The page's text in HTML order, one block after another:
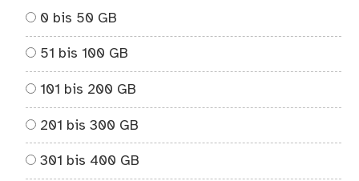
0 bis 50 GB
51 bis 100 GB
101 bis 200 GB
201 bis 300 GB
301 bis 400 GB